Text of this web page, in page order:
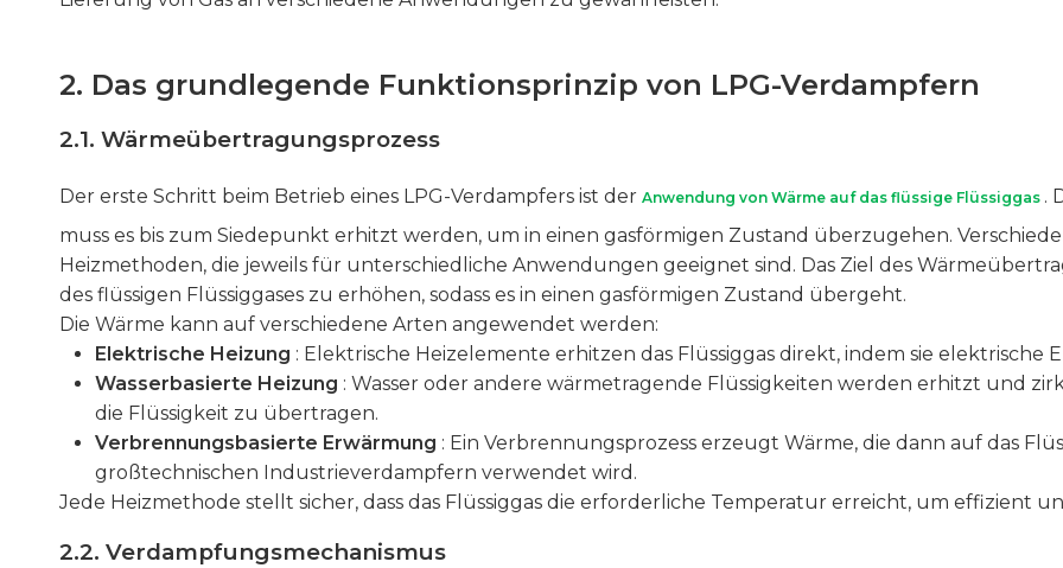
2. Das grundlegende Funktionsprinzip von LPG-Verdampfern
2.1. Wärmeübertragungsprozess
Der erste Schritt beim Betrieb eines LPG-Verdampfers ist der Anwendung von Wärme auf das flüssige Flüssiggas .
muss es bis zum Siedepunkt erhitzt werden, um in einen gasförmigen Zustand überzugehen.
Heizmethoden, die jeweils für unterschiedliche Anwendungen geeignet sind. Das Ziel des
des flüssigen Flüssiggases zu erhöhen, sodass es in einen gasförmigen Zustand übergeht.
Die Wärme kann auf verschiedene Arten angewendet werden:
Elektrische Heizung : Elektrische Heizelemente erhitzen das Flüssiggas direkt, indem sie elektrische
Wasserbasierte Heizung : Wasser oder andere wärmetragende Flüssigkeiten werden erhitzt und
die Flüssigkeit zu übertragen.
Verbrennungsbasierte Erwärmung : Ein Verbrennungsprozess erzeugt Wärme, die dann auf das
großtechnischen Industrieverdampfern verwendet wird.
Jede Heizmethode stellt sicher, dass das Flüssiggas die erforderliche Temperatur erreicht, um effizient
2.2. Verdampfungsmechanismus